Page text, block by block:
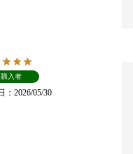
購入者
2026/05/30